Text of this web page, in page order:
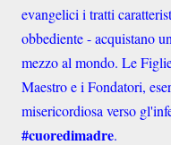
evangelici i tratti
obbediente - acquistano
mezzo al mondo. Le
Maestro e i Fondatori,
misericordiosa verso
#cuoredimadre.